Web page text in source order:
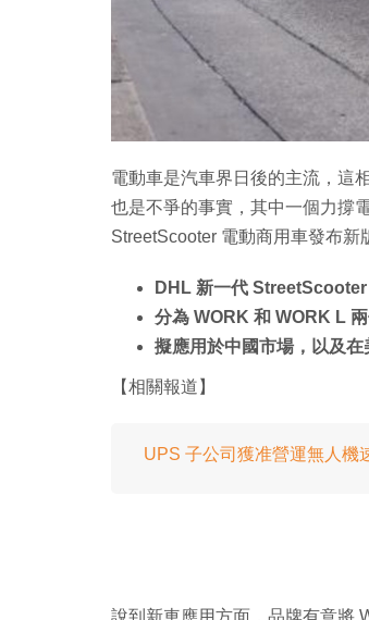
電動車是汽車界日後的主流，這
也是不爭的事實，其中一個力撐
StreetScooter 電動商用車發布新
DHL 新一代
分為 WORK 和 WORK L
擬應用於中國市場，以及在
【相關報道】
UPS 子公司獲准營運無人機
說到新車應用方面，品牌有意將